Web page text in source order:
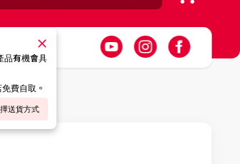
品有機會具
費自取。
送貨方式